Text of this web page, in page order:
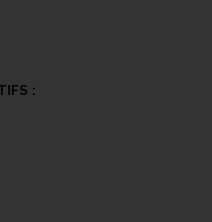
de la coloration INOA
meilleurs résultats et éviter
souhaitée.
tiède jusqu'à ce que l'eau
capillaire adapté pour
: